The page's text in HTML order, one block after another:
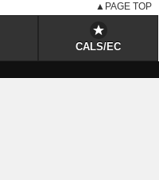
▲PAGE TOP
CALS/EC